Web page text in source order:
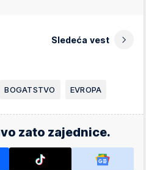
Sledeća vest
BOGATSTVO EVROPA
zato zajednice.